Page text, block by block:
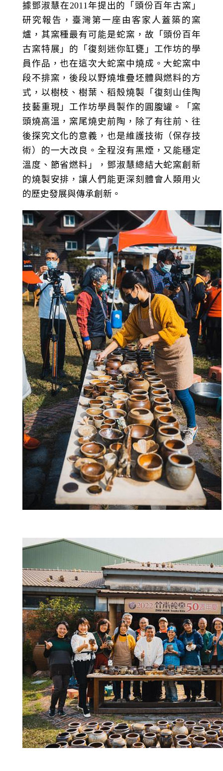
據鄧淑慧在2011年提出的「頭份百年古窯」
研究報告，臺灣第一座由客家人蓋築的窯
爐，其窯種最有可能是蛇窯，故「頭份百年
古窯特展」的「復刻迷你缸甕」工作坊的學
員作品，也在這次大蛇窯中燒成。大蛇窯中
段不排窯，後段以野燒堆疊坯體與燃料的方
式，以樹枝、樹葉、稻殼燒製「復刻山佳陶
技藝重現」工作坊學員製作的圓腹罐。「窯
頭燒高溫，窯尾燒史前陶，除了有往前、往
後探究文化的意義，也是維護技術（保存技
術）的一大改良。全程沒有黑煙，又能穩定
溫度、節省燃料」，鄧淑慧總結大蛇窯創新
的燒製安排，讓人們能更深刻體會人類用火
的歷史發展與傳承創新。